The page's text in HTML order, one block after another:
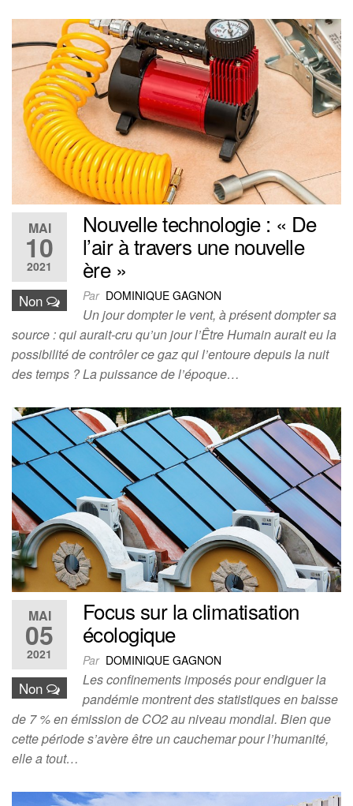
MAI
10
2021
Non
Nouvelle technologie : « De
l’air à travers une nouvelle
ère »
Par DOMINIQUE GAGNON
Un jour dompter le vent, à présent dompter sa
source : qui aurait-cru qu’un jour l’Être Humain aurait eu la
possibilité de contrôler ce gaz qui l’entoure depuis la nuit
des temps ? La puissance de l’époque…
MAI
05
2021
Non
Focus sur la climatisation
écologique
Par DOMINIQUE GAGNON
Les confinements imposés pour endiguer la
pandémie montrent des statistiques en baisse
de 7 % en émission de CO2 au niveau mondial. Bien que
cette période s’avère être un cauchemar pour l’humanité,
elle a tout…